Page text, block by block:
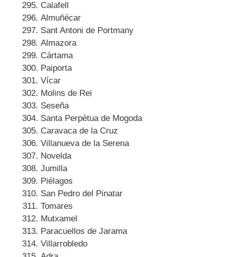
Calafell
Almuñécar
Sant Antoni de Portmany
Almazora
Cártama
Paiporta
Vícar
Molins de Rei
Seseña
Santa Perpètua de Mogoda
Caravaca de la Cruz
Villanueva de la Serena
Novelda
Jumilla
Piélagos
San Pedro del Pinatar
Tomares
Mutxamel
Paracuellos de Jarama
Villarrobledo